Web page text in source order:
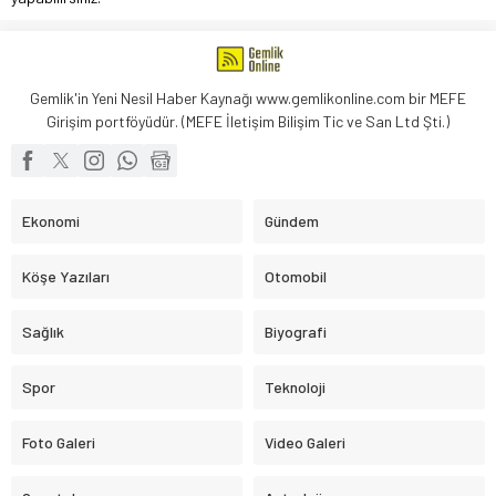
Gemlik'in Yeni Nesil Haber Kaynağı www.gemlikonline.com bir MEFE
Girişim portföyüdür. (MEFE İletişim Bilişim Tic ve San Ltd Şti.)
Ekonomi Gündem
Köşe Yazıları Otomobil
Sağlık Biyografi
Spor Teknoloji
Foto Galeri Video Galeri